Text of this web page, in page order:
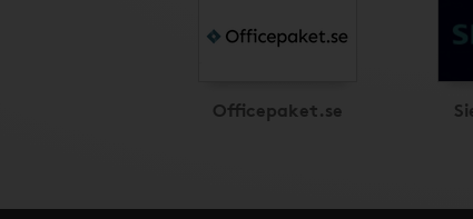
Officepaket.se